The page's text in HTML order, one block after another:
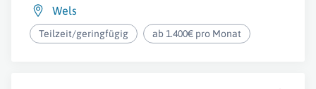
Wels
Teilzeit/geringfügig ab 1.400€ pro Monat